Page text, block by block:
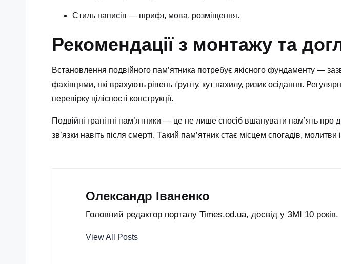
Стиль написів — шрифт, мова, розміщення.
Рекомендації з монтажу та
Встановлення подвійного пам’ятника потребує якісного фундаменту —
фахівцями, які врахують рівень ґрунту, кут нахилу, ризик осідання.
перевірку цілісності конструкції.
Подвійні гранітні пам’ятники — це не лише спосіб вшанувати пам’ять про
зв’язки навіть після смерті. Такий пам’ятник стає місцем спогадів,
Олександр Іваненко
Головний редактор порталу Times.od.ua, досвід у ЗМІ 10 років.
View All Posts